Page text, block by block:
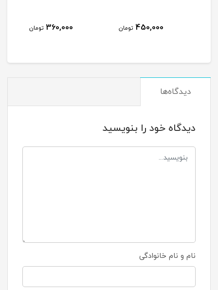
450,000 تومان 360,000 تومان
دیدگاه‌ها
دیدگاه خود را بنویسید
نام و نام خانوادگی